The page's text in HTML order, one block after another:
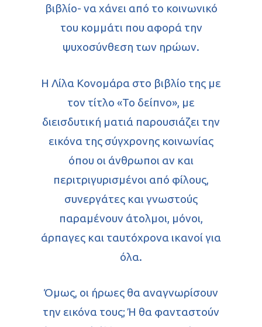
βιβλίο- να χάνει από το κοινωνικό
του κομμάτι που αφορά την
ψυχοσύνθεση των ηρώων.
Η Λίλα Κονομάρα στο βιβλίο της με
τον τίτλο «Το δείπνο», με
διεισδυτική ματιά παρουσιάζει την
εικόνα της σύγχρονης κοινωνίας
όπου οι άνθρωποι αν και
περιτριγυρισμένοι από φίλους,
συνεργάτες και γνωστούς
παραμένουν άτολμοι, μόνοι,
άρπαγες και ταυτόχρονα ικανοί για
όλα.
Όμως, οι ήρωες θα αναγνωρίσουν
την εικόνα τους; Ή θα φανταστούν